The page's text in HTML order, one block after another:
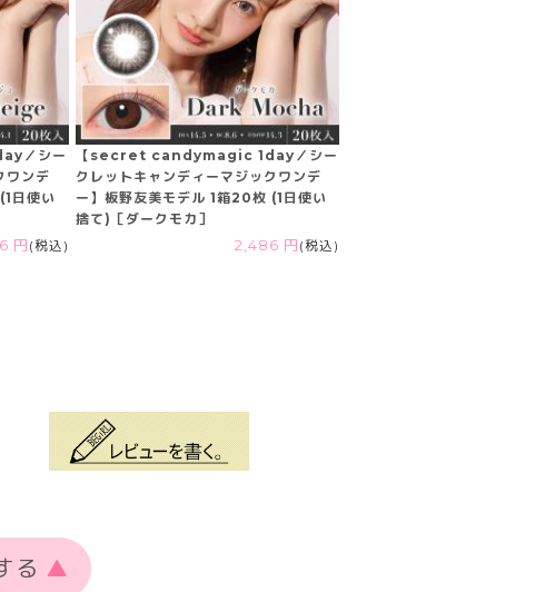
／シー
ワンデ
日使い
円 (税込)
【secret candymagic 1day／シー
クレットキャンディーマジックワンデ
ー】板野友美モデル 1箱20枚 (1日使い
捨て)［ダークモカ］
2,486 円 (税込)
る ▲